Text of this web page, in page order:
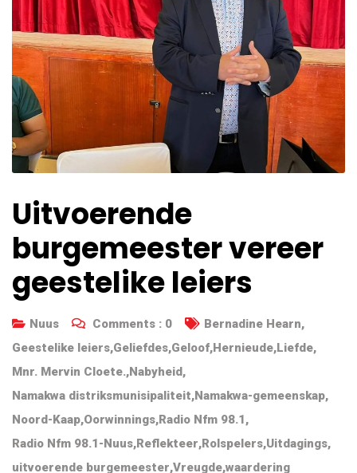
Uitvoerende
burgemeester vereer
geestelike leiers
Nuus Comments : 0 Bernadine Hearn,
Geestelike leiers,Geliefdes,Geloof,Hernieude,Liefde,
Mnr. Mervin Cloete.,Nabyheid,
Namakwa distriksmunisipaliteit,Namakwa-gemeenskap,
Noord-Kaap,Oorwinnings,Radio Nfm 98.1,
Radio Nfm 98.1-Nuus,Reflekteer,Rolspelers,Uitdagings,
uitvoerende burgemeester,Vreugde,waardering